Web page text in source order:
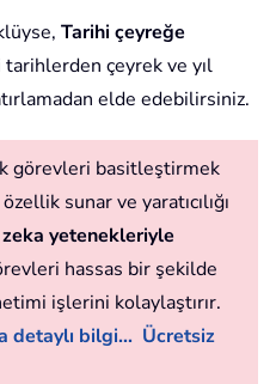
Tarihi çeyreğe
çeyrek ve yıl
elde edebilirsiniz.
görevleri basitleştirmek
sunar ve yaratıcılığı
yetenekleriyle
hassas bir şekilde
işlerini kolaylaştırır.
detaylı bilgi... Ücretsiz